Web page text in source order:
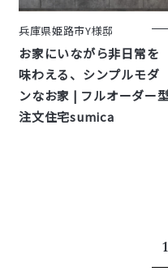
兵庫県姫路市Y様邸
お家にいながら非日常を
味わえる、シンプルモダ
ンなお家 | フルオーダー
注文住宅sumica
1